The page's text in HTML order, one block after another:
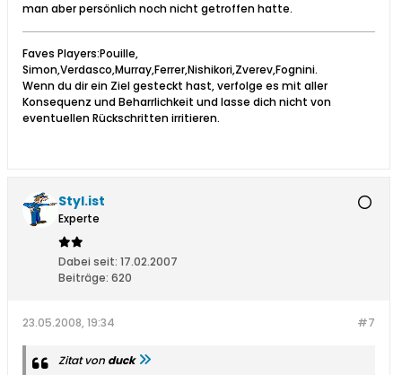
man aber persönlich noch nicht getroffen hatte.
Faves Players:Pouille,
Simon,Verdasco,Murray,Ferrer,Nishikori,Zverev,Fognini.
Wenn du dir ein Ziel gesteckt hast, verfolge es mit aller
Konsequenz und Beharrlichkeit und lasse dich nicht von
eventuellen Rückschritten irritieren.
Styl.ist
Experte
Dabei seit: 17.02.2007
Beiträge: 620
#7
23.05.2008, 19:34
Zitat von duck